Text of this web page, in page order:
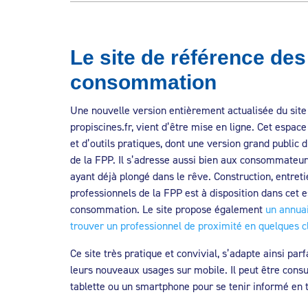
Le site de référence
consommation
Une nouvelle version entièrement actualisée du
propiscines.fr, vient d’être mise en ligne. Cet
et d’outils pratiques, dont une version grand public
de la FPP. Il s’adresse aussi bien aux
ayant déjà plongé dans le rêve. Construction,
professionnels de la FPP est à disposition dans cet
consommation. Le site propose également un
trouver un professionnel de proximité en quelques
Ce site très pratique et convivial, s’adapte ainsi
leurs nouveaux usages sur mobile. Il peut être
tablette ou un smartphone pour se tenir informé en